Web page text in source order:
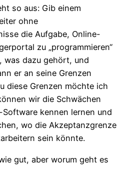
so aus: Gib einem
ohne
die Aufgabe, Online-
zu „programmieren“
was dazu gehört, und
er an seine Grenzen
diese Grenzen möchte ich
wir die Schwächen
kennen lernen und
wo die Akzeptanzgrenze
sein könnte.
gut, aber worum geht es